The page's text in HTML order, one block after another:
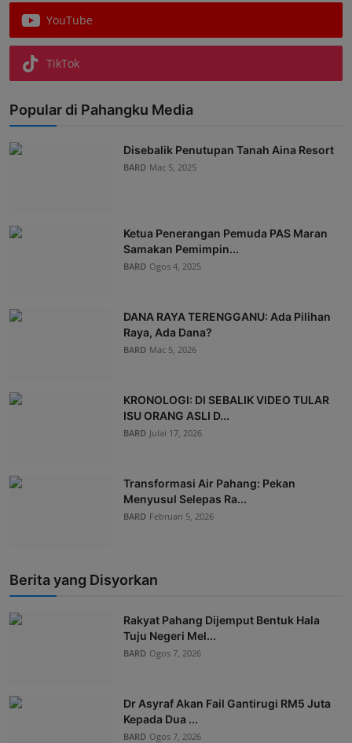
YouTube
TikTok
Popular di Pahangku Media
Disebalik Penutupan Tanah Aina Resort
BARD Mac 5, 2025
Ketua Penerangan Pemuda PAS Maran
Samakan Pemimpin...
BARD Ogos 4, 2025
DANA RAYA TERENGGANU: Ada Pilihan
Raya, Ada Dana?
BARD Mac 5, 2026
KRONOLOGI: DI SEBALIK VIDEO TULAR
ISU ORANG ASLI D...
BARD Julai 17, 2026
Transformasi Air Pahang: Pekan
Menyusul Selepas Ra...
BARD Februari 5, 2026
Berita yang Disyorkan
Rakyat Pahang Dijemput Bentuk Hala
Tuju Negeri Mel...
BARD Ogos 7, 2026
Dr Asyraf Akan Fail Gantirugi RM5 Juta
Kepada Dua ...
BARD Ogos 7, 2026